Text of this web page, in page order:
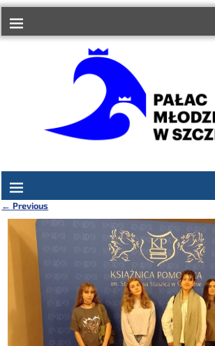
treści
Nawigacja
← Previous